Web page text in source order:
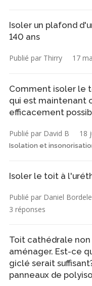
Isoler un plafond
140 ans
Publié par Thirry 17
Comment isoler le
qui est maintenant
efficacement
Publié par David B 18
Isolation et
Isoler le toit à
Publié par Daniel
3 réponses
Toit cathédrale
aménager. Est-ce
giclé serait
panneaux de